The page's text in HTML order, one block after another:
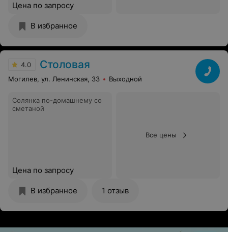
Цена по запросу
В избранное
4.0 Столовая
Могилев, ул. Ленинская, 33 Выходной
Солянка по-домашнему со
сметаной
Цена по запросу
Все цены
В избранное 1 отзыв